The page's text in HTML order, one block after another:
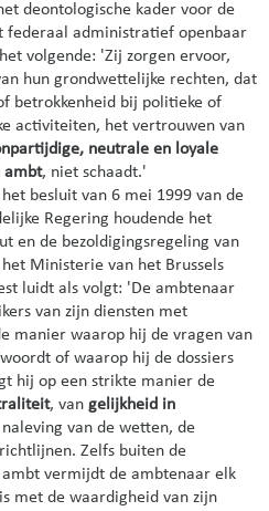
deontologische kader voor de
federaal administratief openbaar
volgende: 'Zij zorgen ervoor,
hun grondwettelijke rechten, dat
betrokkenheid bij politieke of
activiteiten, het vertrouwen van
neutrale en loyale
ambt, niet schaadt.'
besluit van 6 mei 1999 van de
Regering houdende het
en de bezoldigingsregeling van
Ministerie van het Brussels
luidt als volgt: 'De ambtenaar
van zijn diensten met
manier waarop hij de vragen van
of waarop hij de dossiers
hij op een strikte manier de
, van gelijkheid in
van de wetten, de
Zelfs buiten de
vermijdt de ambtenaar elk
met de waardigheid van zijn